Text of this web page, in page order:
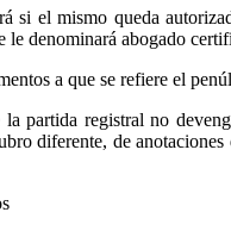
si el mismo queda
le denominará abogado
a que se refiere el
partida registral no
diferente, de